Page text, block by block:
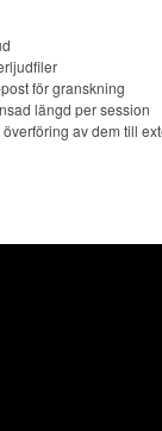
för granskning
längd per session
av dem till